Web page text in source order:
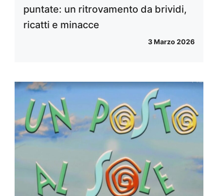
puntate: un ritrovamento da brividi,
ricatti e minacce
3 Marzo 2026